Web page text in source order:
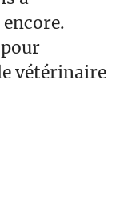
vétérinaire